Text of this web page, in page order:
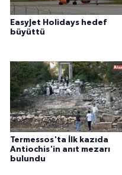
EasyJet Holidays hedef
büyüttü
Termessos'ta İlk kazıda
Antiochis'in anıt mezarı
bulundu